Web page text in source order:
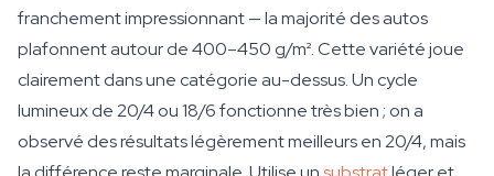
franchement impressionnant — la majorité des autos
plafonnent autour de 400–450 g/m². Cette variété joue
clairement dans une catégorie au-dessus. Un cycle
lumineux de 20/4 ou 18/6 fonctionne très bien ; on a
observé des résultats légèrement meilleurs en 20/4, mais